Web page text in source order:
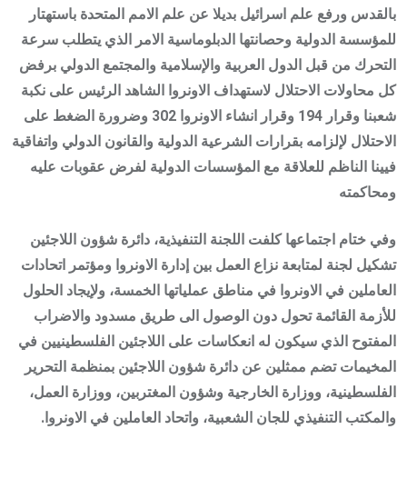
بالقدس ورفع علم اسرائيل بديلا عن علم الامم المتحدة باستهتار
للمؤسسة الدولية وحصانتها الدبلوماسية الامر الذي يتطلب سرعة
التحرك من قبل الدول العربية والإسلامية والمجتمع الدولي برفض
كل محاولات الاحتلال لاستهداف الاونروا الشاهد الرئيس على نكبة
شعبنا وقرار 194 وقرار انشاء الاونروا 302 وضرورة الضغط على
الاحتلال لإلزامه بقرارات الشرعية الدولية والقانون الدولي واتفاقية
فيينا الناظم للعلاقة مع المؤسسات الدولية لفرض عقوبات عليه
ومحاكمته
وفي ختام اجتماعها كلفت اللجنة التنفيذية، دائرة شؤون اللاجئين
تشكيل لجنة لمتابعة نزاع العمل بين إدارة الاونروا ومؤتمر اتحادات
العاملين في الاونروا في مناطق عملياتها الخمسة، ولإيجاد الحلول
للأزمة القائمة تحول دون الوصول الى طريق مسدود والاضراب
المفتوح الذي سيكون له انعكاسات على اللاجئين الفلسطينيين في
المخيمات تضم ممثلين عن دائرة شؤون اللاجئين بمنظمة التحرير
الفلسطينية، ووزارة الخارجية وشؤون المغتربين، ووزارة العمل،
والمكتب التنفيذي للجان الشعبية، واتحاد العاملين في الاونروا.